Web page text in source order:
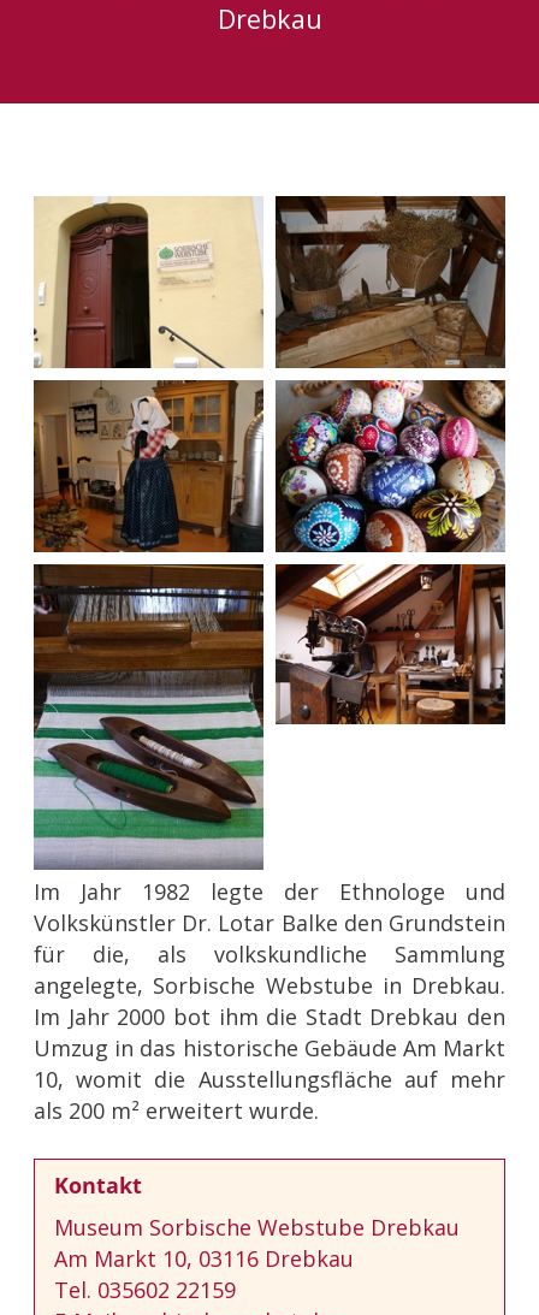
Drebkau
Im Jahr 1982 legte der Ethnologe und
Volkskünstler Dr. Lotar Balke den Grundstein
für die, als volkskundliche Sammlung
angelegte, Sorbische Webstube in Drebkau.
Im Jahr 2000 bot ihm die Stadt Drebkau den
Umzug in das historische Gebäude Am Markt
10, womit die Ausstellungsfläche auf mehr
als 200 m² erweitert wurde.
Kontakt
Museum Sorbische Webstube Drebkau
Am Markt 10, 03116 Drebkau
Tel. 035602 22159